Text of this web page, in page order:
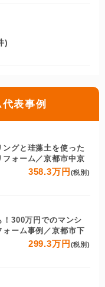
)
表事例
ングと珪藻土を使った
フォーム／京都市中京
358.3万円 (税別)
！300万円でのマンシ
ォーム事例／京都市下
299.3万円 (税別)